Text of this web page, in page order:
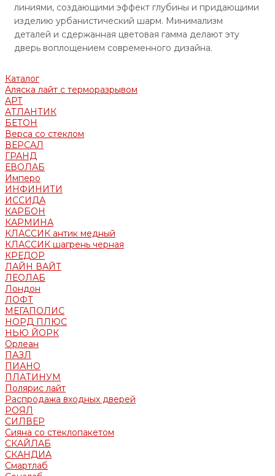
линиями, создающими эффект глубины и придающими
изделию урбанистический шарм. Минимализм
деталей и сдержанная цветовая гамма делают эту
дверь воплощением современного дизайна.
Каталог
Аляска лайт с терморазрывом
АРТ
АТЛАНТИК
БЕТОН
Верса со стеклом
ВЕРСАЛ
ГРАНД
ЕВОЛАБ
Имперо
ИНФИНИТИ
ИССИДА
КАРБОН
КАРМИНА
КЛАССИК антик медный
КЛАССИК шагрень черная
КРЕДОР
ЛАЙН ВАЙТ
ЛЕОЛАБ
Лондон
ЛОФТ
МЕГАПОЛИС
НОРД ПЛЮС
НЬЮ ЙОРК
Орлеан
ПАЗЛ
ПИАНО
ПЛАТИНУМ
Полярис лайт
Распродажа входных дверей
РОЯЛ
СИЛВЕР
Сияна со стеклопакетом
СКАЙЛАБ
СКАНДИA
Смартлаб